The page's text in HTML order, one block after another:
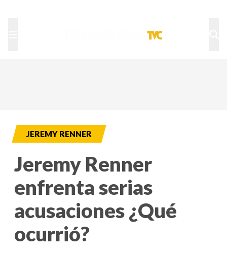
JEREMY RENNER
Jeremy Renner
enfrenta serias
acusaciones ¿Qué
ocurrió?